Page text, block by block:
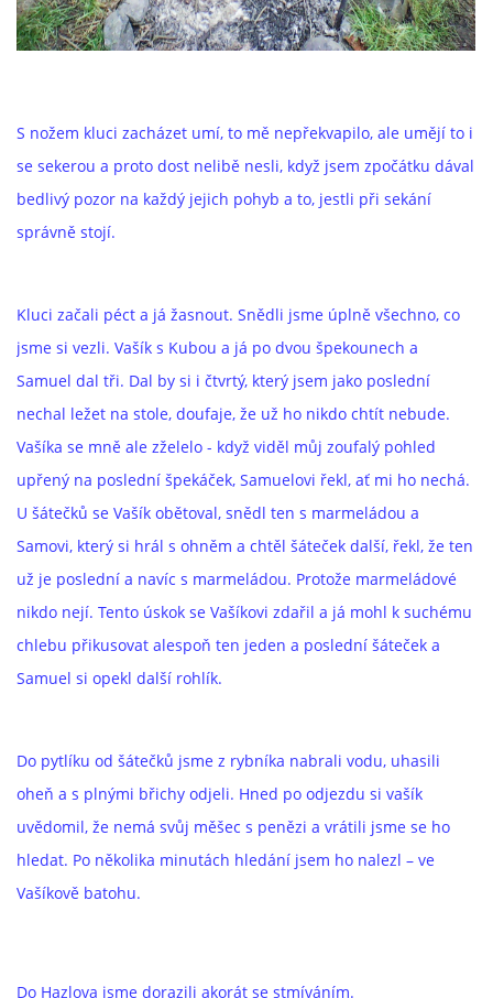
S nožem kluci zacházet umí, to mě nepřekvapilo, ale umějí to i
se sekerou a proto dost nelibě nesli, když jsem zpočátku dával
bedlivý pozor na každý jejich pohyb a to, jestli při sekání
správně stojí.
Kluci začali péct a já žasnout. Snědli jsme úplně všechno, co
jsme si vezli. Vašík s Kubou a já po dvou špekounech a
Samuel dal tři. Dal by si i čtvrtý, který jsem jako poslední
nechal ležet na stole, doufaje, že už ho nikdo chtít nebude.
Vašíka se mně ale zželelo - když viděl můj zoufalý pohled
upřený na poslední špekáček, Samuelovi řekl, ať mi ho nechá.
U šátečků se Vašík obětoval, snědl ten s marmeládou a
Samovi, který si hrál s ohněm a chtěl šáteček další, řekl, že ten
už je poslední a navíc s marmeládou. Protože marmeládové
nikdo nejí. Tento úskok se Vašíkovi zdařil a já mohl k suchému
chlebu přikusovat alespoň ten jeden a poslední šáteček a
Samuel si opekl další rohlík.
Do pytlíku od šátečků jsme z rybníka nabrali vodu, uhasili
oheň a s plnými břichy odjeli. Hned po odjezdu si vašík
uvědomil, že nemá svůj měšec s penězi a vrátili jsme se ho
hledat. Po několika minutách hledání jsem ho nalezl – ve
Vašíkově batohu.
Do Hazlova jsme dorazili akorát se stmíváním.